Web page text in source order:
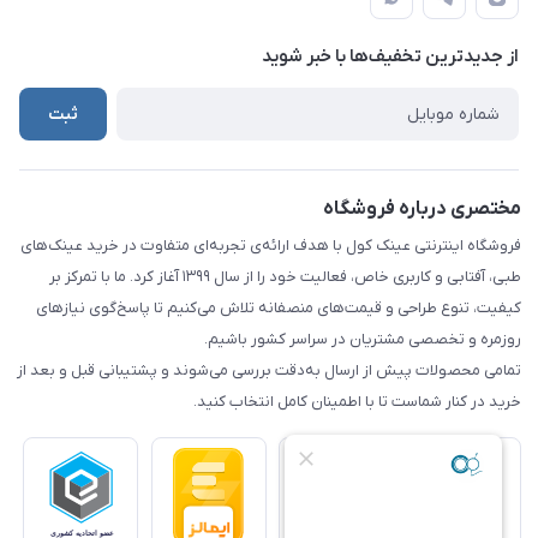
تهران - شهریار (فروش حضوری نداریم)درباره ما
تماس با ما
حریم شخصی کاربران
راهنما
از جدید‌ترین تخفیف‌ها با‌ خبر شوید
ثبت
مختصری درباره فروشگاه
فروشگاه اینترنتی عینک کول با هدف ارائه‌ی تجربه‌ای متفاوت در خرید عینک‌های
طبی، آفتابی و کاربری خاص، فعالیت خود را از سال ۱۳۹۹ آغاز کرد. ما با تمرکز بر
کیفیت، تنوع طراحی و قیمت‌های منصفانه تلاش می‌کنیم تا پاسخ‌گوی نیازهای
روزمره و تخصصی مشتریان در سراسر کشور باشیم.
تمامی محصولات پیش از ارسال به‌دقت بررسی می‌شوند و پشتیبانی قبل و بعد از
خرید در کنار شماست تا با اطمینان کامل انتخاب کنید.